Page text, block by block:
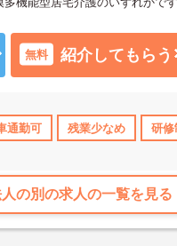
研修制度あり 社会保険完
けでなく、スタッフやご利用者
にコミュニケーションをとれる
無料 紹介してもらう
通勤可 残業少なめ 研修
の別の求人の一覧を見る